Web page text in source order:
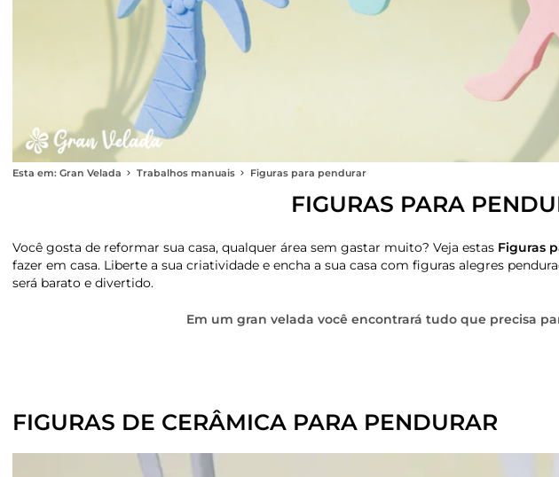
Esta em: Gran Velada Trabalhos manuais Figuras para pendurar
FIGURAS PARA
Você gosta de reformar sua casa, qualquer área sem gastar muito? Veja estas Figuras
fazer em casa. Liberte a sua criatividade e encha a sua casa com figuras alegres
será barato e divertido.
Em um gran velada você encontrará tudo que precisa
FIGURAS DE CERÂMICA PARA PENDURAR